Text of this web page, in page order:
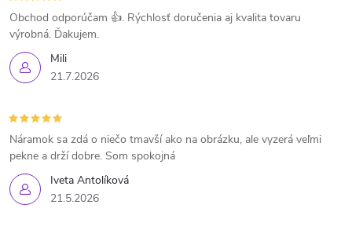
Mili
21.7.2026
Obchod odporúčam 👍. Rýchlosť doručenia aj kvalita tovaru
výrobná. Ďakujem.
Iveta Antolíková
21.5.2026
Náramok sa zdá o niečo tmavší ako na obrázku, ale vyzerá veľmi
pekne a drží dobre. Som spokojná